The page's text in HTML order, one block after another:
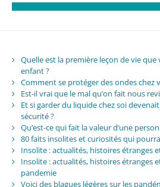
Quelle est la première leçon de vie
enfant ?
Comment se protéger des ondes chez
Est-il vrai que le mal qu’on fait nous
Et si garder du liquide chez soi
sécurité ?
Qu’est-ce qui fait la valeur d’une
80 faits insolites et curiosités qui
Insolite : actualités, histoires étranges
Insolite : actualités, histoires étranges
pandemie
Voici des blagues légères sur les